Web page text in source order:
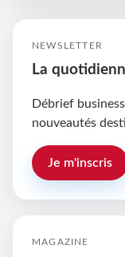
NEWSLETTER
La
Débrief
nouveautés
Je m'inscris
MAGAZINE